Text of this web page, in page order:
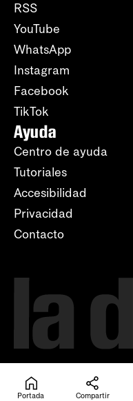
RSS
YouTube
WhatsApp
Instagram
Facebook
TikTok
Ayuda
Centro de ayuda
Tutoriales
Accesibilidad
Privacidad
Contacto
Portada Compartir